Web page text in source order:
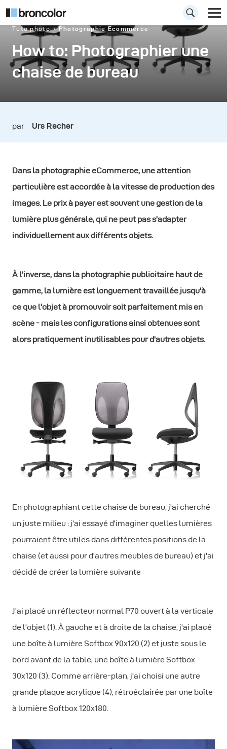
Tuto photo Photographie Ecommerce
How to: Photographier une
chaise de bureau
par Urs Recher
Dans la photographie eCommerce, une attention
particulière est accordée à la vitesse de production des
images. Le prix à payer est souvent une gestion de la
lumière plus générale, qui ne peut pas s'adapter
individuellement aux différents objets.
À l'inverse, dans la photographie publicitaire haut de
gamme, la lumière est longuement travaillée jusqu'à
ce que l'objet à promouvoir soit parfaitement mis en
scène - mais les configurations ainsi obtenues sont
alors pratiquement inutilisables pour d'autres objets.
En photographiant cette chaise de bureau, j'ai cherché
un juste milieu : j'ai essayé d'imaginer quelles lumières
pourraient être utiles dans différentes positions de la
chaise (et aussi pour d'autres meubles de bureau) et j'ai
décidé de créer la lumière suivante :
J'ai placé un réflecteur normal P70 ouvert à la verticale
de l'objet (1). À gauche et à droite de la chaise, j'ai placé
une boîte à lumière Softbox 90x120 (2) et juste sous le
bord avant de la table, une boîte à lumière Softbox
30x120 (3). Comme arrière-plan, j'ai choisi une autre
grande plaque acrylique (4), rétroéclairée par une boîte
à lumière Softbox 120x180.